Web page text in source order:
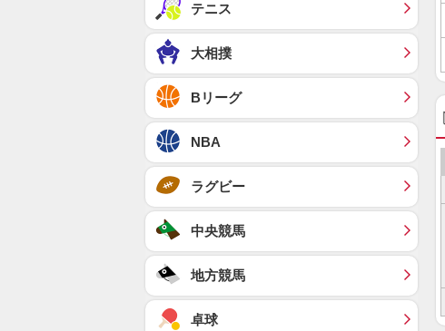
テニス
大相撲
Bリーグ
NBA
ラグビー
中央競馬
地方競馬
卓球